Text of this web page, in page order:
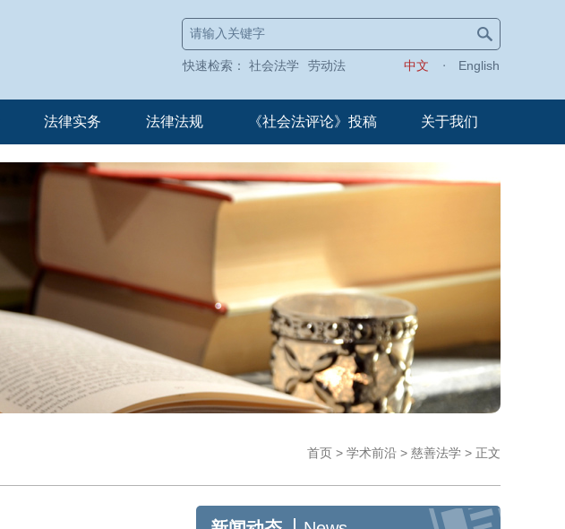
快速检索： 社会法学 劳动法 中文 English
法律实务 法律法规 《社会法评论》投稿 关于我们
首页 > 学术前沿 > 慈善法学 > 正文